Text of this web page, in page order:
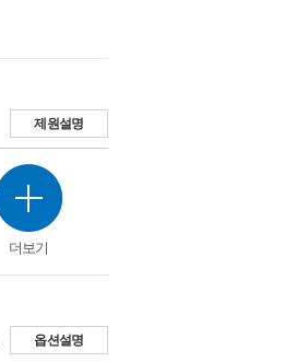
제원설명
더보기
옵션설명